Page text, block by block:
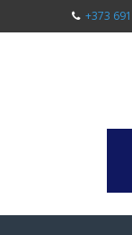
+373